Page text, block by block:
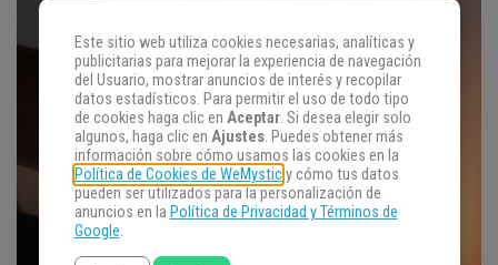
Este sitio web utiliza cookies necesarias, analíticas y
publicitarias para mejorar la experiencia de navegación
del Usuario, mostrar anuncios de interés y recopilar
datos estadísticos. Para permitir el uso de todo tipo
de cookies haga clic en Aceptar. Si desea elegir solo
algunos, haga clic en Ajustes. Puedes obtener más
información sobre cómo usamos las cookies en la
Política de Cookies de WeMysticy cómo tus datos
pueden ser utilizados para la personalización de
anuncios en la Política de Privacidad y Términos de
Google.